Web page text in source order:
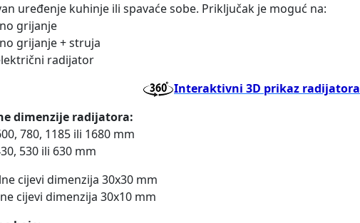
uređenje kuhinje ili spavaće sobe. Priključak je moguć na:
grijanje
grijanje + struja
radijator
Interaktivni 3D prikaz radijatora
dimenzije radijatora:
780, 1185 ili 1680 mm
530 ili 630 mm
cijevi dimenzija 30x30 mm
cijevi dimenzija 30x10 mm